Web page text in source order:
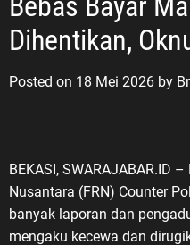
Dihentikan,
Posted on 18 Mei 2026 by
BEKASI, SWARAJABAR.ID
Nusantara (FRN) Counter
banyak laporan dan
mengaku kecewa dan